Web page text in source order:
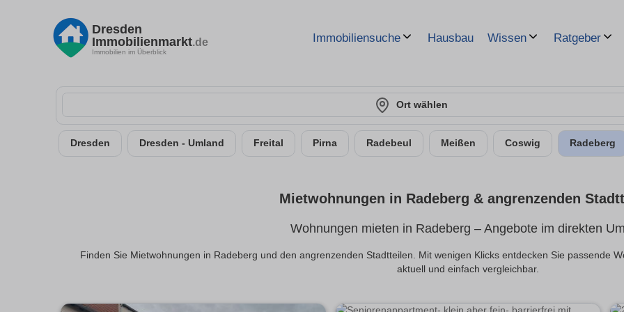
Dresden
Immobilienmarkt.de
Immobilien im Überblick
Immobiliensuche Hausbau Wissen Ratgeber
Ort wählen
Dresden Dresden - Umland Freital Pirna Radebeul Meißen Coswig Radeberg
Mietwohnungen in Radeberg & angrenzenden
Wohnungen mieten in Radeberg – Angebote im direkten
Finden Sie Mietwohnungen in Radeberg und den angrenzenden Stadtteilen. Mit wenigen Klicks entdecken Sie passende
aktuell und einfach vergleichbar.